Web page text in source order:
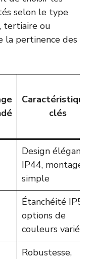
selon le type
tertiaire ou
la pertinence des
Caractéristiques
clés
Design élégant,
IP44, montage
simple
Étanchéité IP55,
options de
couleurs variées
Robustesse,